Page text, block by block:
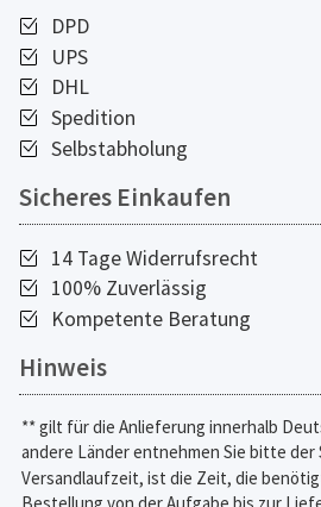
DPD
UPS
DHL
Spedition
Selbstabholung
Sicheres Einkaufen
14 Tage Widerrufsrecht
100% Zuverlässig
Kompetente Beratung
Hinweis
** gilt für die Anlieferung innerhalb
andere Länder entnehmen Sie bitte der
Versandlaufzeit, ist die Zeit, die